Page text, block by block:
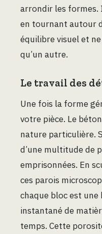
arrondir les formes.
en tournant autour
équilibre visuel et
qu’un autre.
Le travail des
Une fois la forme
votre pièce. Le
nature particulière.
d’une multitude de
emprisonnées. En
ces parois
chaque bloc est
instantané de
temps. Cette